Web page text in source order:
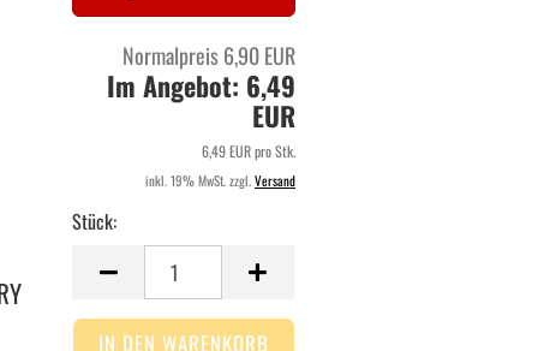
Normalpreis 6,90 EUR
Im Angebot: 6,49
EUR
6,49 EUR pro Stk.
inkl. 19% MwSt. zzgl.Versand
Stück:
Stück